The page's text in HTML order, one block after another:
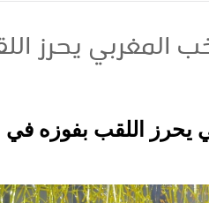
المغربي يحرز
يحرز اللقب بفوزه في